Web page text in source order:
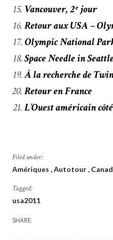
Vancouver, 2ᵉ jour
Retour aux USA –
Olympic National
Space Needle in
À la recherche de
Retour en France
L’Ouest américain
Filed under:
Amériques Autotour
Tagged:
usa2011
SHARE: